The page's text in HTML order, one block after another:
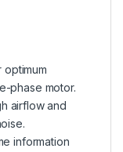
optimum
phase motor.
airflow and
information